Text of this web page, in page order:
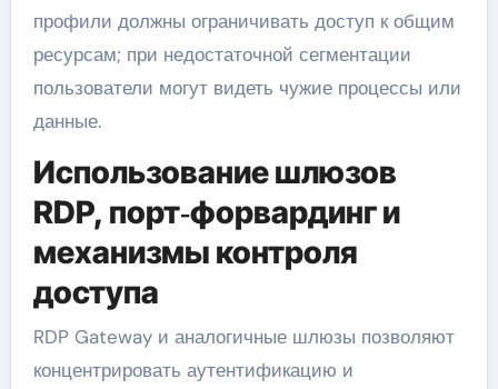
профили должны ограничивать доступ к общим
ресурсам; при недостаточной сегментации
пользователи могут видеть чужие процессы или
данные.
Использование шлюзов
RDP, порт‑форвардинг и
механизмы контроля
доступа
RDP Gateway и аналогичные шлюзы позволяют
концентрировать аутентификацию и